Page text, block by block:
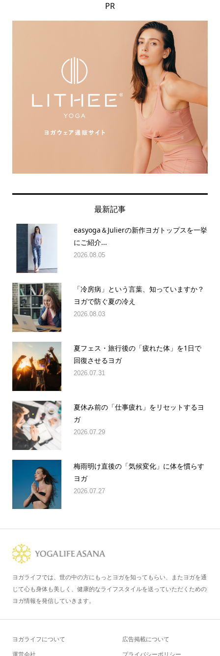
PR
最新記事
easyoga＆Julierの新作ヨガトップスを一挙
にご紹介...
2026.08.05
「冷房病」という言葉、知っていますか？
ヨガで防ぐ夏の冷え
2026.08.03
夏フェス・旅行後の「疲れた体」を1日で
回復させるヨガ
2026.07.31
夏休み前の「仕事疲れ」をリセットするヨ
ガ
2026.07.29
梅雨明け直後の「気候変化」に体を慣らす
ヨガ
2026.07.27
ヨガライフでは、世の中の方にもっとヨガを知ってもらい、またヨガを通
じて心も身体も美しく、健康的なライフスタイルを送っていただくための
ヨガ情報を発信していきます。
ヨガライフについて
運営会社
広告掲載について
プライバシーポリシー